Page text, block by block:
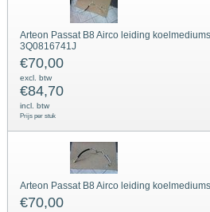
Arteon Passat B8 Airco leiding
3Q0816741J
€70,00
excl. btw
€84,70
incl. btw
Prijs per stuk
Arteon Passat B8 Airco leiding
€70,00